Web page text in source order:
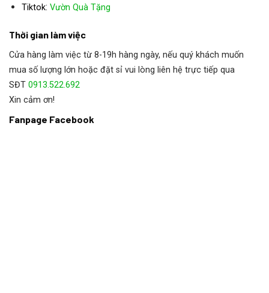
Tiktok: Vườn Quà Tặng
Thời gian làm việc
Cửa hàng làm việc từ 8-19h hàng ngày, nếu quý khách muốn
mua số lượng lớn hoặc đặt sỉ vui lòng liên hệ trực tiếp qua
SĐT 0913.522.692
Xin cảm ơn!
Fanpage Facebook